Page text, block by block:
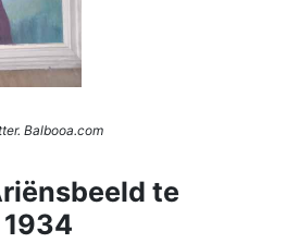
Balbooa.com
te